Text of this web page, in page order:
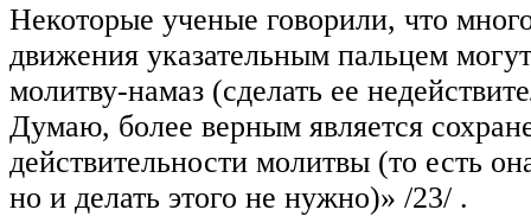
Некоторые ученые говорили, что
движения указательным пальцем
молитву-намаз (сделать ее
Думаю, более верным является
действительности молитвы (то есть
но и делать этого не нужно)» /23/ .